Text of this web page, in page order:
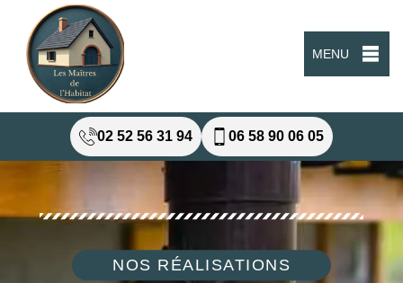
MENU
02 52 56 31 94 06 58 90 06 05
NOS RÉALISATIONS